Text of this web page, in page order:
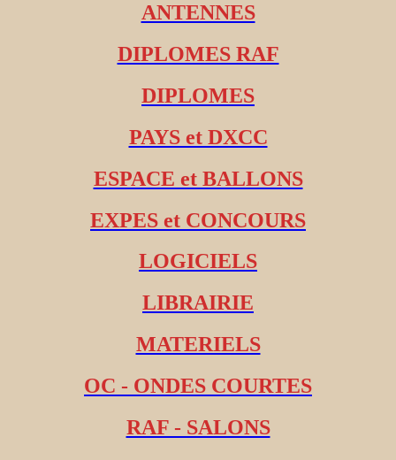
ANTENNES
DIPLOMES RAF
DIPLOMES
PAYS et DXCC
ESPACE et BALLONS
EXPES et CONCOURS
LOGICIELS
LIBRAIRIE
MATERIELS
OC - ONDES COURTES
RAF - SALONS